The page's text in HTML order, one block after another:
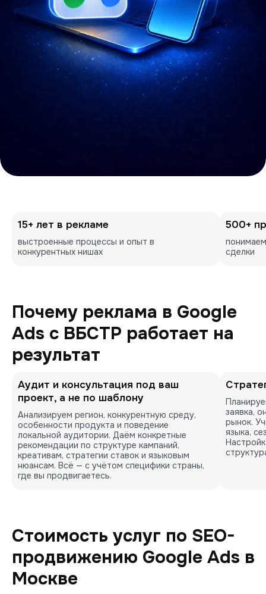
15+ лет в рекламе
выстроенные процессы и опыт в
конкурентных нишах
500+
сделки
Почему реклама в Google
Ads с ВБСТР работает на
результат
Аудит и консультация под ваш
проект, а не по шаблону
Анализируем регион, конкурентную среду,
особенности продукта и поведение
локальной аудитории. Даём конкретные
рекомендации по структуре кампаний,
креативам, стратегии ставок и языковым
нюансам. Всё — с учётом специфики страны,
где вы продвигаетесь.
заявка,
рынок.
языка,
Стоимость услуг по SEO-
продвижению Google Ads в
Москве